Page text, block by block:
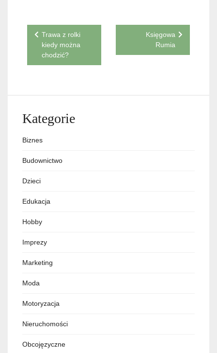
Nawigacja
wpisu
Trawa z rolki
kiedy można
chodzić?
Księgowa
Rumia
Kategorie
Biznes
Budownictwo
Dzieci
Edukacja
Hobby
Imprezy
Marketing
Moda
Motoryzacja
Nieruchomości
Obcojęzyczne